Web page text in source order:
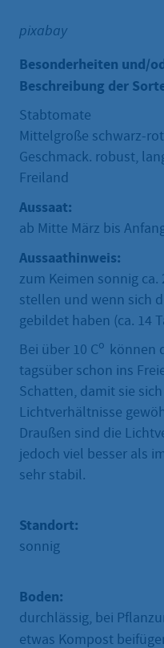
pixabay
Besonderheiten und/
Beschreibung der
Stabtomate
Mittelgroße schwarz-
Geschmack. robust,
Freiland
Aussaat:
ab Mitte März bis
Aussaathinweis:
zum Keimen sonnig
stellen und wenn sich
gebildet haben (ca. 14
Bei über 10 Co können
tagsüber schon ins
Schatten, damit sie
Lichtverhältnisse
Draußen sind die
jedoch viel besser als
sehr stabil.
Standort:
sonnig
Boden:
durchlässig, bei
etwas Kompost